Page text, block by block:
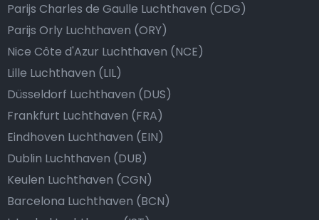
Parijs Charles de Gaulle Luchthaven (CDG)
Parijs Orly Luchthaven (ORY)
Nice Côte d'Azur Luchthaven (NCE)
Lille Luchthaven (LIL)
Düsseldorf Luchthaven (DUS)
Frankfurt Luchthaven (FRA)
Eindhoven Luchthaven (EIN)
Dublin Luchthaven (DUB)
Keulen Luchthaven (CGN)
Barcelona Luchthaven (BCN)